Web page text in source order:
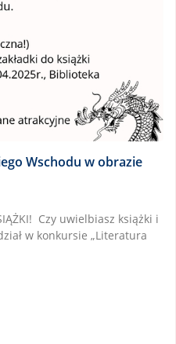
Wschodu w obrazie
Czy uwielbiasz książki i
w konkursie „Literatura